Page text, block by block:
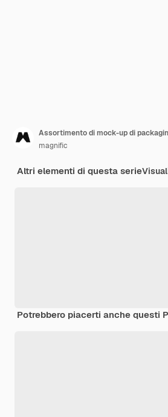
Assortimento di mock-up di
magnific
Altri elementi di questa serie
Potrebbero piacerti anche questi